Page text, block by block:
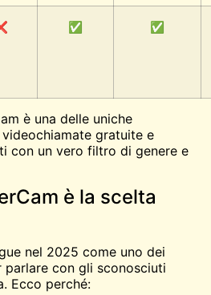
✅ ✅
è una delle uniche
gratuite e
con un vero filtro di genere e
è la scelta
nel 2025 come uno dei
con gli sconosciuti
Ecco perché: